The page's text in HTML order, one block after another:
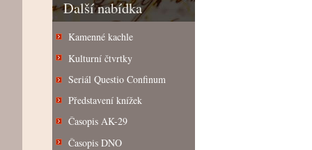
Další nabídka
Kamenné kachle
Kulturní čtvrtky
Seriál Questio Confinum
Představení knížek
Časopis AK-29
Časopis DNO